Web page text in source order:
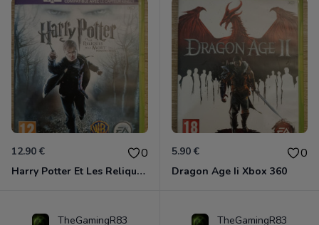
12.90 € 0
Harry Potter Et Les Reliques De La Mort - 1ère Partie Xbox 360
5.90 € 0
Dragon Age Ii Xbox 360
TheGamingR83 TheGamingR83